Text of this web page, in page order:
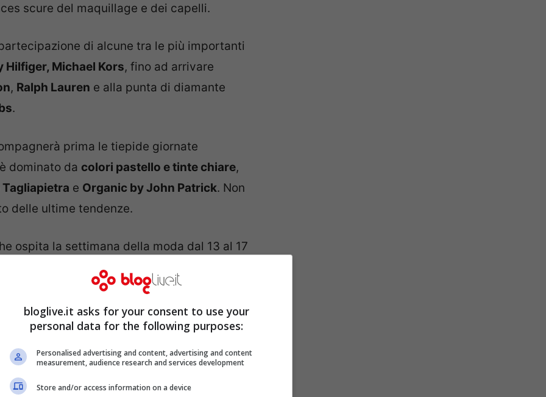
scure del maquillage e dei capelli.
di alcune tra le più importanti
Hilfiger, Michael Kors, fino ad arrivare
, Ralph Lauren e alla punta di diamante
.
prima le tiepide giornate
dominato da colori pastello e tinte chiare,
e Organic by John Patrick. Non
delle ultime tendenze.
ospita la settimana della moda dal 13 al 17
della
House
Adidas by Stella McCartney
bloglive.it asks for your consent to use your
personal data for the following purposes:
Personalised advertising and content, advertising and content
measurement, audience research and services development
Store and/or access information on a device